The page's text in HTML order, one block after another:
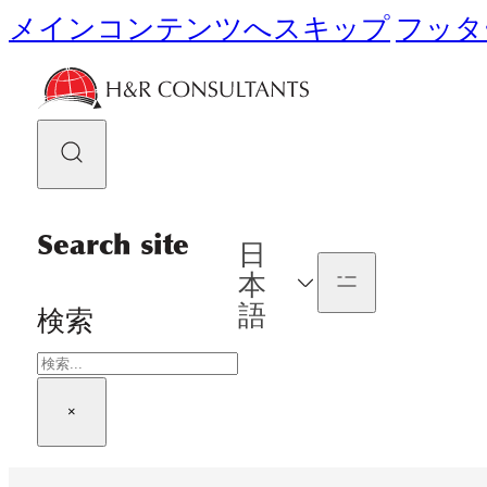
メインコンテンツへスキップ フッ
Search site
検索
×
日
本
語